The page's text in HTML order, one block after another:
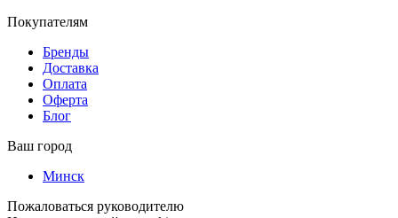
Покупателям
Бренды
Доставка
Оплата
Оферта
Блог
Ваш город
Минск
Пожаловаться руководителю